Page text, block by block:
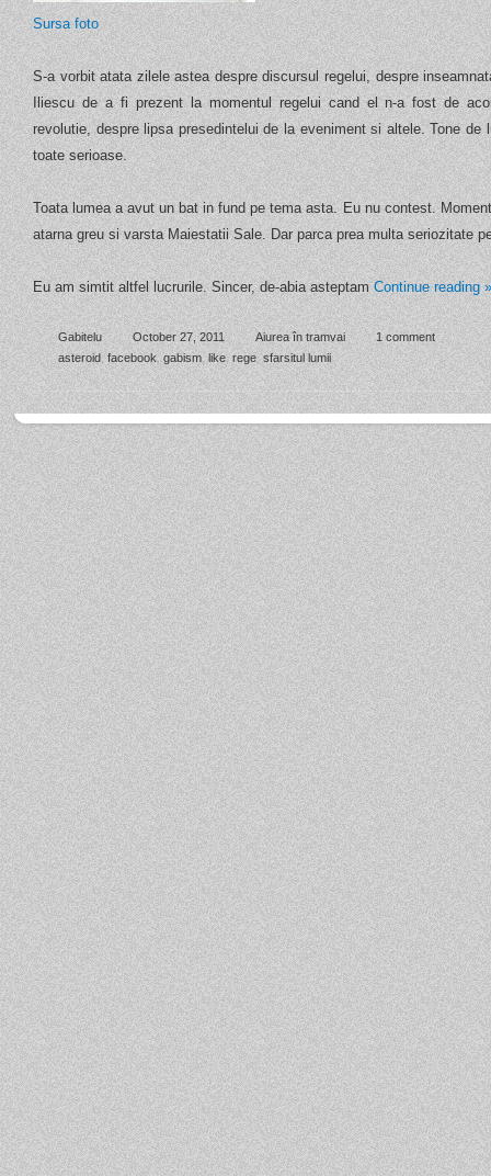
Sursa foto
S-a vorbit atata zilele astea despre discursul regelui, despre
Iliescu de a fi prezent la momentul regelui cand el n-a fost de
revolutie, despre lipsa presedintelui de la eveniment si altele. Tone de
toate serioase.
Toata lumea a avut un bat in fund pe tema asta. Eu nu contest.
atarna greu si varsta Maiestatii Sale. Dar parca prea multa seriozitate
Eu am simtit altfel lucrurile. Sincer, de-abia asteptamContinue reading»
Gabitelu October 27, 2011 Aiurea în tramvai
1 comment
asteroid facebook, gabism, like, rege, sfarsitul lumii